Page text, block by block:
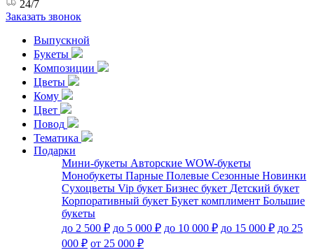
24/7
Заказать звонок
Выпускной
Букеты
Композиции
Цветы
Кому
Цвет
Повод
Тематика
Подарки
Мини-букеты Авторские WOW-букеты
Монобукеты Парные Полевые Сезонные Новинки
Сухоцветы Vip букет Бизнес букет Детский букет
Корпоративный букет Букет комплимент Большие
букеты
до 2 500 ₽ до 5 000 ₽ до 10 000 ₽ до 15 000 ₽ до 25
000 ₽ от 25 000 ₽